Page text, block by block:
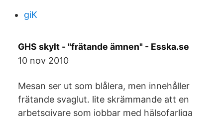
giK
GHS skylt - "frätande ämnen" - Esska.se
10 nov 2010
Mesan ser ut som blålera, men innehåller
frätande svaglut. lite skrämmande att en
arbetsgivare som jobbar med hälsofarliga